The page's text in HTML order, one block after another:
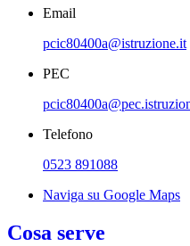
Email
pcic80400a@istruzione.it
PEC
Telefono
0523 891088
Naviga su Google Maps
Cosa serve